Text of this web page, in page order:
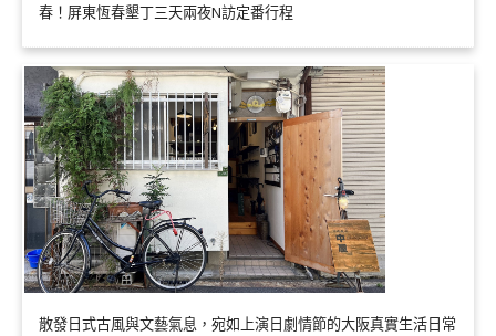
春！屏東恆春墾丁三天兩夜N訪定番行程
散發日式古風與文藝氣息，宛如上演日劇情節的大阪真實生活日常